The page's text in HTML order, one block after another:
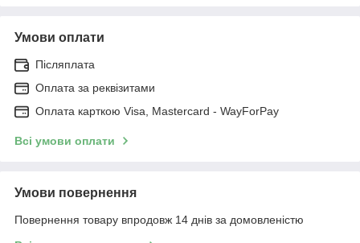
Умови оплати
Післяплата
Оплата за реквізитами
Оплата карткою Visa, Mastercard - WayForPay
Всі умови оплати
Умови повернення
Повернення товару впродовж 14 днів за домовленістю